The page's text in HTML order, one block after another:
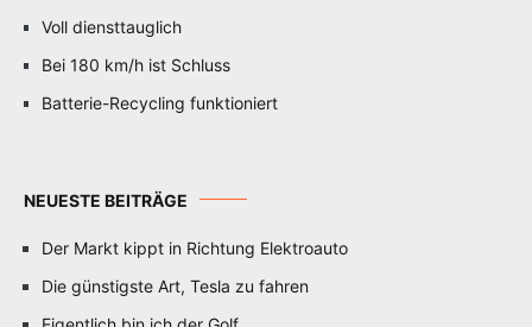
Voll diensttauglich
Bei 180 km/h ist Schluss
Batterie-Recycling funktioniert
NEUESTE BEITRÄGE
Der Markt kippt in Richtung Elektroauto
Die günstigste Art, Tesla zu fahren